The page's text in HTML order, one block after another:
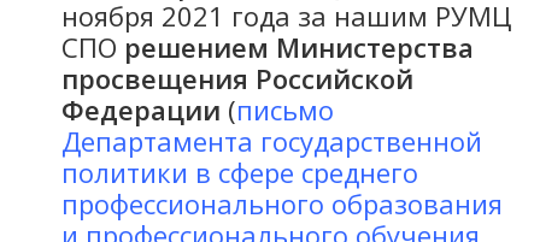
ноября 2021 года за нашим РУМЦ
СПО решением Министерства
просвещения Российской
Федерации (письмо
Департамента государственной
политики в сфере среднего
профессионального образования